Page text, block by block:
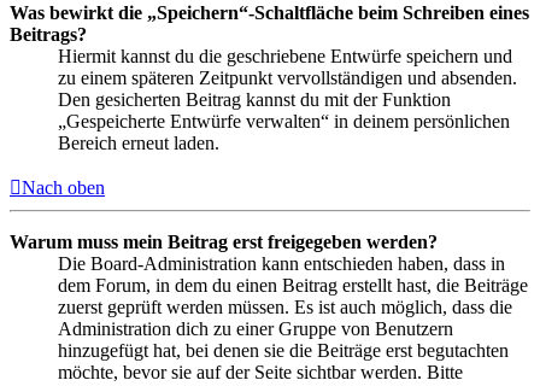
Was bewirkt die „Speichern“-Schaltfläche beim Schreiben eines
Beitrags?
Hiermit kannst du die geschriebene Entwürfe speichern und
zu einem späteren Zeitpunkt vervollständigen und absenden.
Den gesicherten Beitrag kannst du mit der Funktion
„Gespeicherte Entwürfe verwalten“ in deinem persönlichen
Bereich erneut laden.
Nach oben
Warum muss mein Beitrag erst freigegeben werden?
Die Board-Administration kann entschieden haben, dass in
dem Forum, in dem du einen Beitrag erstellt hast, die Beiträge
zuerst geprüft werden müssen. Es ist auch möglich, dass die
Administration dich zu einer Gruppe von Benutzern
hinzugefügt hat, bei denen sie die Beiträge erst begutachten
möchte, bevor sie auf der Seite sichtbar werden. Bitte